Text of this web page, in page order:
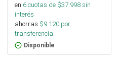
en 6cuotas de $37.998sin
interés
ahorras $9.120 por
transferencia.
Disponible